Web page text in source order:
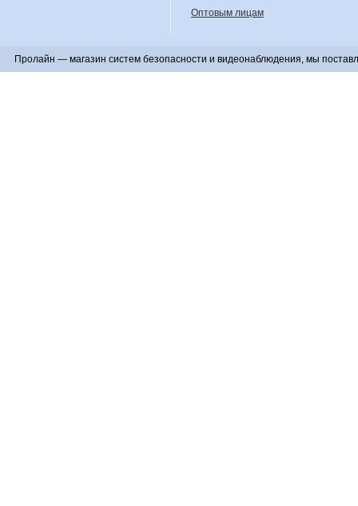
Оптовым лицам
Пролайн — магазин систем безопасности и видеонаблюдения, мы